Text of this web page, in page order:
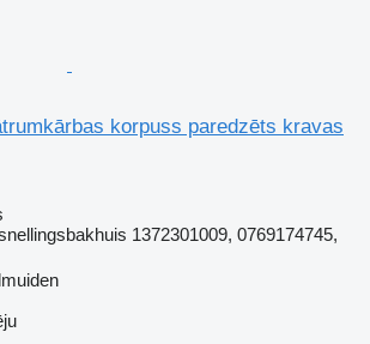
korpuss paredzēts kravas
1372301009, 0769174745,